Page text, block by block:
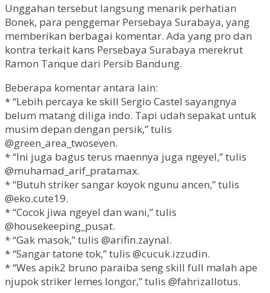
Unggahan tersebut langsung menarik perhatian
Bonek, para penggemar Persebaya Surabaya, yang
memberikan berbagai komentar. Ada yang pro dan
kontra terkait kans Persebaya Surabaya merekrut
Ramon Tanque dari Persib Bandung.
Beberapa komentar antara lain:
* “Lebih percaya ke skill Sergio Castel sayangnya
belum matang diliga indo. Tapi udah sepakat untuk
musim depan dengan persik,” tulis
@green_area_twoseven.
* “Ini juga bagus terus maennya juga ngeyel,” tulis
@muhamad_arif_pratamax.
* “Butuh striker sangar koyok ngunu ancen,” tulis
@eko.cute19.
* “Cocok jiwa ngeyel dan wani,” tulis
@housekeeping_pusat.
* “Gak masok,” tulis @arifin.zaynal.
* “Sangar tatone tok,” tulis @cucuk.izzudin.
* “Wes apik2 bruno paraiba seng skill full malah ape
njupok striker lemes longor,” tulis @fahrizallotus.